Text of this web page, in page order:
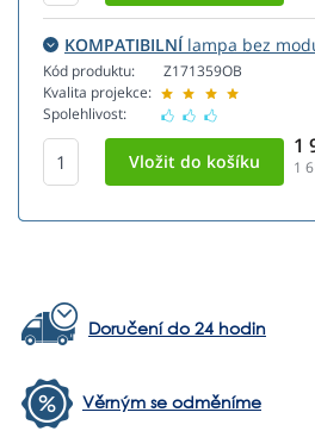
KOMPATIBILNÍlampa bez
Kód produktu:
Kvalita projekce:
Spolehlivost:
Z171359OB
1
1
Doručení do 24 hodin
Věrným se odměníme